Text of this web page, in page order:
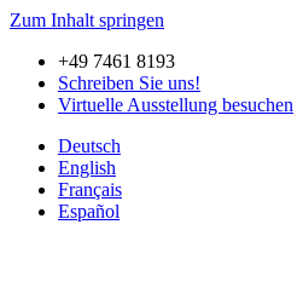
Zum Inhalt springen
+49 7461 8193
Schreiben Sie uns!
Virtuelle Ausstellung besuchen
Deutsch
English
Français
Español